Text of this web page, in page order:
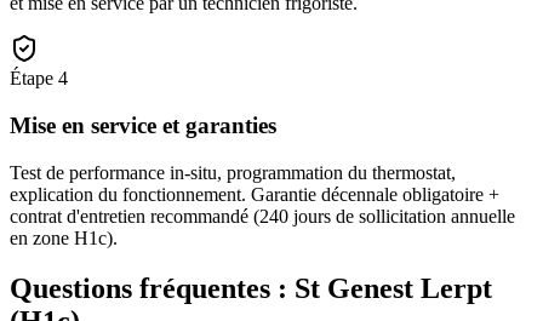
Étape 4
Mise en service et garanties
Test de performance in-situ, programmation du thermostat,
explication du fonctionnement. Garantie décennale obligatoire +
contrat d'entretien recommandé (240 jours de sollicitation annuelle
en zone H1c).
Questions fréquentes : St Genest Lerpt